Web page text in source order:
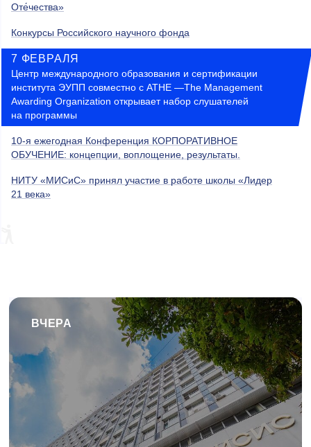
Оте́чества»
Конкурсы Российского научного фонда
7 ФЕВРАЛЯ
Центр международного образования и сертификации
института ЭУПП совместно с ATHE —The Management
Awarding Organization открывает набор слушателей
на программы
10-я ежегодная Конференция КОРПОРАТИВНОЕ
ОБУЧЕНИЕ: концепции, воплощение, результаты.
НИТУ «МИСиС» принял участие в работе школы «Лидер
21 века»
ВЧЕРА